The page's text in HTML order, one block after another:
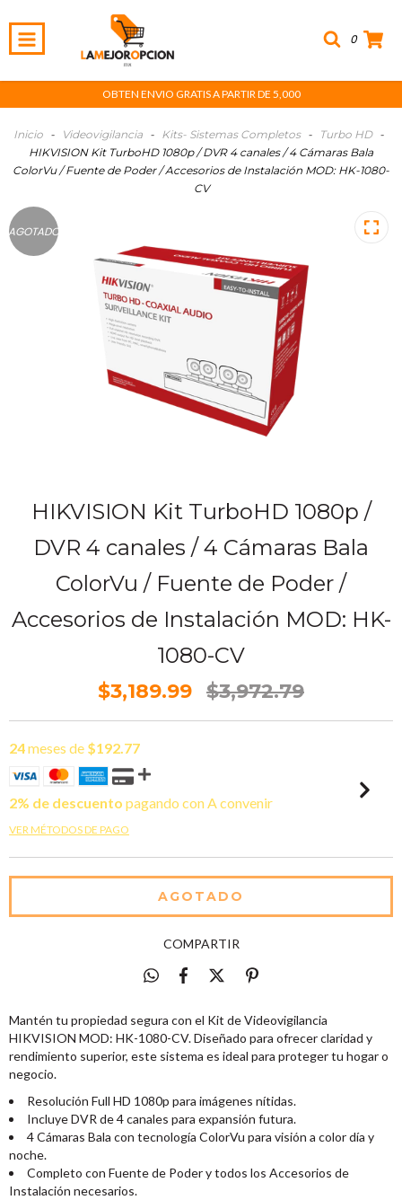
0
OBTEN ENVIO GRATIS A PARTIR DE 5,000
Inicio - Videovigilancia - Kits- Sistemas Completos - Turbo HD -
HIKVISION Kit TurboHD 1080p / DVR 4 canales / 4 Cámaras Bala
ColorVu / Fuente de Poder / Accesorios de Instalación MOD: HK-1080-
CV
AGOTADO
HIKVISION Kit TurboHD 1080p /
DVR 4 canales / 4 Cámaras Bala
ColorVu / Fuente de Poder /
Accesorios de Instalación MOD: HK-
1080-CV
$3,189.99 $3,972.79
24meses de $192.77
2% de descuento pagando con A convenir
VER MÉTODOS DE PAGO
COMPARTIR
Mantén tu propiedad segura con el Kit de Videovigilancia
HIKVISION MOD: HK-1080-CV. Diseñado para ofrecer claridad y
rendimiento superior, este sistema es ideal para proteger tu hogar o
negocio.
Resolución Full HD 1080p para imágenes nítidas.
Incluye DVR de 4 canales para expansión futura.
4 Cámaras Bala con tecnología ColorVu para visión a color día y
noche.
Completo con Fuente de Poder y todos los Accesorios de
Instalación necesarios.